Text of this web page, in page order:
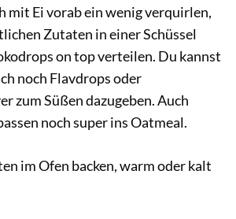
mit Ei vorab ein wenig verquirlen,
Zutaten in einer Schüssel
on top verteilen. Du kannst
noch Flavdrops oder
zum Süßen dazugeben. Auch
noch super ins Oatmeal.
im Ofen backen, warm oder kalt